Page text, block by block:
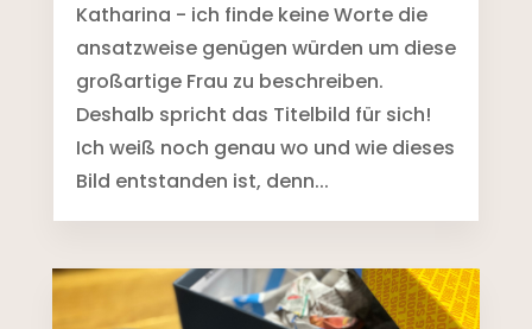
Katharina - ich finde keine Worte die
ansatzweise genügen würden um diese
großartige Frau zu beschreiben.
Deshalb spricht das Titelbild für sich!
Ich weiß noch genau wo und wie dieses
Bild entstanden ist, denn...